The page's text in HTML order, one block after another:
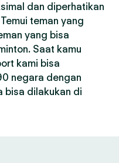
dan diperhatikan
teman yang
yang bisa
Saat kamu
kami bisa
negara dengan
bisa dilakukan di